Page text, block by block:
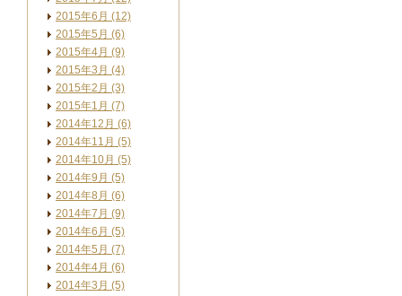
2015年6月 (12)
2015年5月 (6)
2015年4月 (9)
2015年3月 (4)
2015年2月 (3)
2015年1月 (7)
2014年12月 (6)
2014年11月 (5)
2014年10月 (5)
2014年9月 (5)
2014年8月 (6)
2014年7月 (9)
2014年6月 (5)
2014年5月 (7)
2014年4月 (6)
2014年3月 (5)